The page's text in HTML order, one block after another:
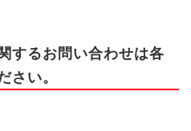
するお問い合わせは各
い。